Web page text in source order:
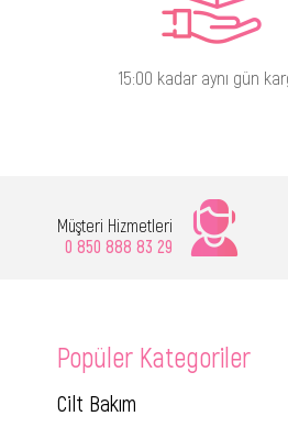
15:00 kadar aynı gün
Müşteri Hizmetleri
0 850 888 83 29
Popüler Kategoriler
Cilt Bakım